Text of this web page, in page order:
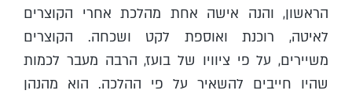
הראשון, והנה אישה אחת מהלכת אחרי הקוצרים
לאיטה, רוכנת ואוספת לקט ושכחה. הקוצרים
משיירים, על פי ציוויו של בועז, הרבה מעבר לכמות
שהיו חייבים להשאיר על פי ההלכה. הוא מהנהן